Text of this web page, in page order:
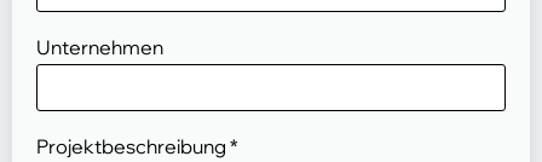
Unternehmen
Projektbeschreibung *